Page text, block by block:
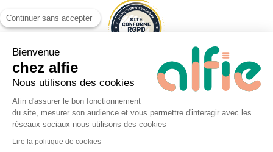
Mentions légales UP&KO
Politique de Cookies
Continuer sans accepter
Bienvenue
chez alfie
Nous utilisons des cookies
Afin d'assurer le bon fonctionnement
du site, mesurer son audience et vous permettre d'interagir avec les
réseaux sociaux nous utilisons des cookies
Lire la politique de cookies